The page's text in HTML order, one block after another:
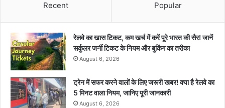
Recent Popular
रेलवे का खास टिकट, कम खर्च में करें पूरे भारत की सैर! जानें
सर्कुलर जर्नी टिकट के नियम और बुकिंग का तरीका
August 6, 2026
ट्रेन में सफर करने वालों के लिए जरूरी खबर! क्या है रेलवे का
5 मिनट वाला नियम, जानिए पूरी जानकारी
August 6, 2026